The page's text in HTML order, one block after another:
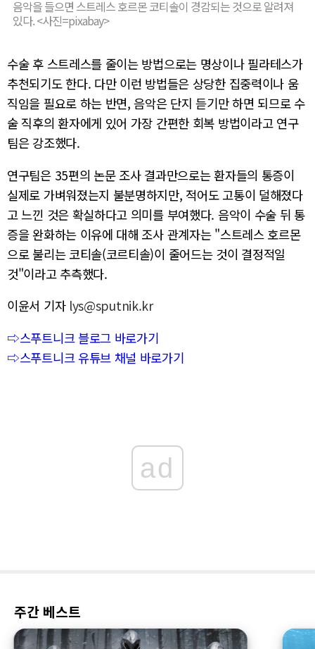
음악을 들으면 스트레스 호르몬 코티솔이 경감되는 것으로 알려져
있다. <사진=pixabay>
수술 후 스트레스를 줄이는 방법으로는 명상이나 필라테스가
추천되기도 한다. 다만 이런 방법들은 상당한 집중력이나 움
직임을 필요로 하는 반면, 음악은 단지 듣기만 하면 되므로 수
술 직후의 환자에게 있어 가장 간편한 회복 방법이라고 연구
팀은 강조했다.
연구팀은 35편의 논문 조사 결과만으로는 환자들의 통증이
실제로 가벼워졌는지 불분명하지만, 적어도 고통이 덜해졌다
고 느낀 것은 확실하다고 의미를 부여했다. 음악이 수술 뒤 통
증을 완화하는 이유에 대해 조사 관계자는 "스트레스 호르몬
으로 불리는 코티솔(코르티솔)이 줄어드는 것이 결정적일
것"이라고 추측했다.
이윤서 기자 lys@sputnik.kr
⇨스푸트니크 블로그 바로가기
⇨스푸트니크 유튜브 채널 바로가기
ad
주간 베스트